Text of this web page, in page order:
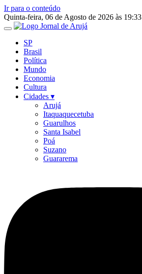
Ir para o conteúdo
Quinta-feira, 06 de Agosto de 2026 às 19:33
SP
Brasil
Política
Mundo
Economia
Cultura
Cidades ▾
Arujá
Itaquaquecetuba
Guarulhos
Santa Isabel
Poá
Suzano
Guararema